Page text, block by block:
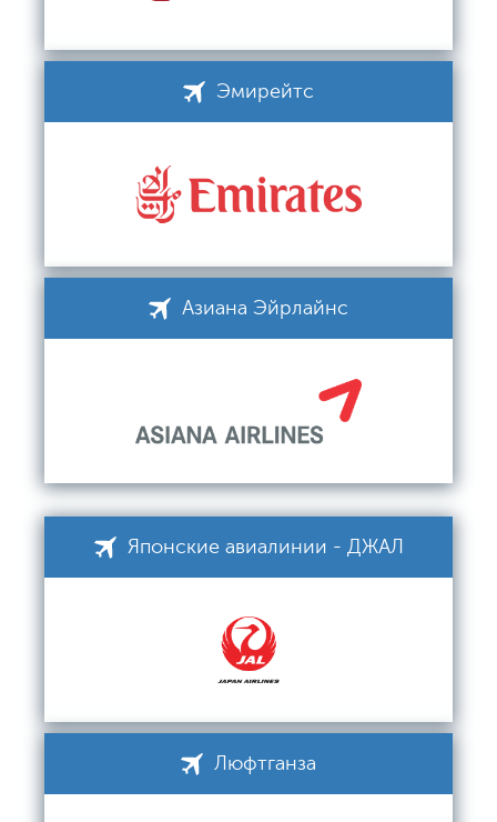
Эмирейтс
Азиана Эйрлайнс
Японские авиалинии - ДЖАЛ
Люфтганза